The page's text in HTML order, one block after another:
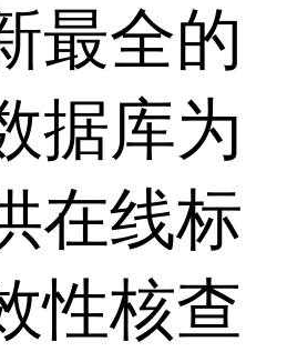
最全的
据库为
在线标
性核查